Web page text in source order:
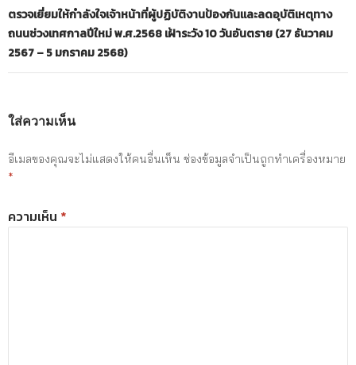
ตรวจเยี่ยมให้กำลังใจเจ้าหน้าที่ผู้ปฏิบัติงานป้องกันและลดอุบัติเหตุทาง
ถนนช่วงเทศกาลปีใหม่ พ.ศ.2568 เฝ้าระวัง 10 วันอันตราย (27 ธันวาคม
2567 – 5 มกราคม 2568)
ใส่ความเห็น
อีเมลของคุณจะไม่แสดงให้คนอื่นเห็น ช่องข้อมูลจำเป็นถูกทำเครื่องหมาย
*
ความเห็น *